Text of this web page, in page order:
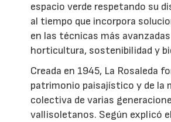
espacio verde respetando su
al tiempo que incorpora
en las técnicas más
horticultura, sostenibilidad y
Creada en 1945, La Rosaleda
patrimonio paisajístico y de la
colectiva de varias
vallisoletanos. Según explicó